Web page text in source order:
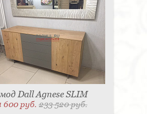
Dall Agnese SLIM
600 руб.233 520 руб.